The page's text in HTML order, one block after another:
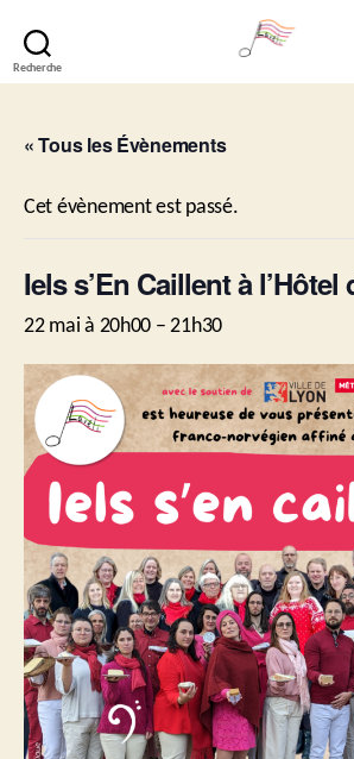
Recherche
Lavéli
« Tous les Évènements
Cet évènement est passé.
Iels s’En Caillent à l’Hôtel
22 mai à 20h00 –21h30